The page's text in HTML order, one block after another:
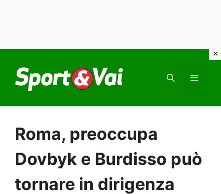
contenuto
Roma, preoccupa
Dovbyk e Burdisso può
tornare in dirigenza